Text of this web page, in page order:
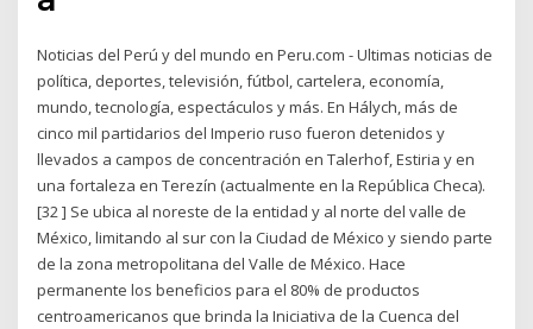
Noticias del Perú y del mundo en Peru.com - Ultimas noticias de
política, deportes, televisión, fútbol, cartelera, economía,
mundo, tecnología, espectáculos y más. En Hálych, más de
cinco mil partidarios del Imperio ruso fueron detenidos y
llevados a campos de concentración en Talerhof, Estiria y en
una fortaleza en Terezín (actualmente en la República Checa).
[32 ] Se ubica al noreste de la entidad y al norte del valle de
México, limitando al sur con la Ciudad de México y siendo parte
de la zona metropolitana del Valle de México. Hace
permanente los beneficios para el 80% de productos
centroamericanos que brinda la Iniciativa de la Cuenca del